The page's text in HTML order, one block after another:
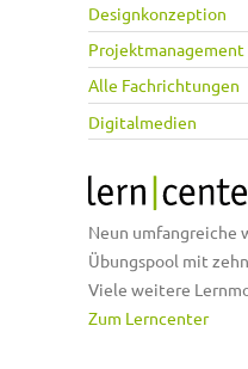
Designkonzeption
Projektmanagement
Alle Fachrichtungen
Digitalmedien
Neun umfangreiche
Übungspool mit
Viele weitere
Zum Lerncenter